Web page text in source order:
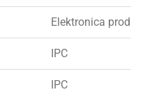
Elektronica
IPC
IPC